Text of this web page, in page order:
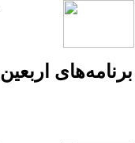
برنامه‌های اربعین 1400 آسیب شناسی شد